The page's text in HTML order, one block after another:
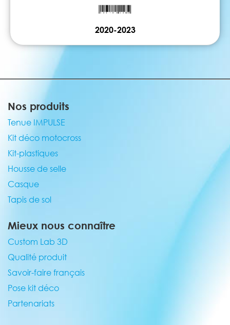
2020-2023
Nos produits
Tenue IMPULSE
Kit déco motocross
Kit-plastiques
Housse de selle
Casque
Tapis de sol
Mieux nous connaître
Custom Lab 3D
Qualité produit
Savoir-faire français
Pose kit déco
Partenariats